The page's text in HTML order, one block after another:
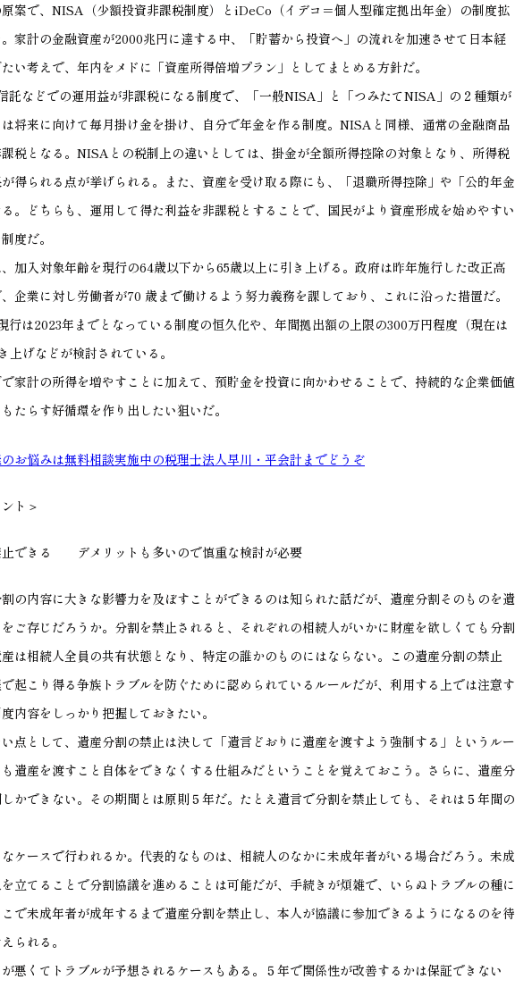
案で、NISA（少額投資非課税制度）とiDeCo（イデコ＝個人型確定拠出年金）の制度拡
家計の金融資産が2000兆円に達する中、「貯蓄から投資へ」の流れを加速させて日本経
い考えで、年内をメドに「資産所得倍増プラン」としてまとめる方針だ。
託などでの運用益が非課税になる制度で、「一般NISA」と「つみたてNISA」の２種類が
将来に向けて毎月掛け金を掛け、自分で年金を作る制度。NISAと同様、通常の金融商品
税となる。NISAとの税制上の違いとしては、掛金が全額所得控除の対象となり、所得税
得られる点が挙げられる。また、資産を受け取る際にも、「退職所得控除」や「公的年金
。どちらも、運用して得た利益を非課税とすることで、国民がより資産形成を始めやすい
度だ。
加入対象年齢を現行の64歳以下から65歳以上に引き上げる。政府は昨年施行した改正高
企業に対し労働者が70 歳まで働けるよう努力義務を課しており、これに沿った措置だ。
行は2023年までとなっている制度の恒久化や、年間拠出額の上限の300万円程度（現在は
上げなどが検討されている。
家計の所得を増やすことに加えて、預貯金を投資に向かわせることで、持続的な企業価値
たらす好循環を作り出したい狙いだ。
お悩みは無料相談実施中の税理士法人早川・平会計までどうぞ
ト＞
止できる デメリットも多いので慎重な検討が必要
の内容に大きな影響力を及ぼすことができるのは知られた話だが、遺産分割そのものを遺
ご存じだろうか。分割を禁止されると、それぞれの相続人がいかに財産を欲しくても分割
は相続人全員の共有状態となり、特定の誰かのものにはならない。この遺産分割の禁止
起こり得る争族トラブルを防ぐために認められているルールだが、利用する上では注意す
内容をしっかり把握しておきたい。
点として、遺産分割の禁止は決して「遺言どおりに遺産を渡すよう強制する」というルー
遺産を渡すこと自体をできなくする仕組みだということを覚えておこう。さらに、遺産分
かできない。その期間とは原則５年だ。たとえ遺言で分割を禁止しても、それは５年間の
ケースで行われるか。代表的なものは、相続人のなかに未成年者がいる場合だろう。未成
立てることで分割協議を進めることは可能だが、手続きが煩雑で、いらぬトラブルの種に
で未成年者が成年するまで遺産分割を禁止し、本人が協議に参加できるようになるのを待
られる。
悪くてトラブルが予想されるケースもある。５年で関係性が改善するかは保証できない